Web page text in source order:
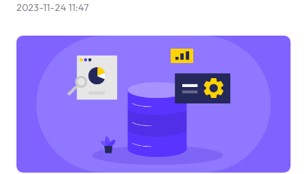
2023-11-24 11:47